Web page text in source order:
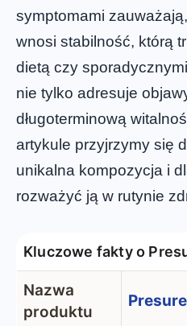
symptomami
wnosi stabilność, którą
dietą czy
nie tylko adresuje
długoterminową
artykule przyjrzymy się
unikalna kompozycja i
rozważyć ją w rutynie
Kluczowe fakty o
Nazwa
produktu